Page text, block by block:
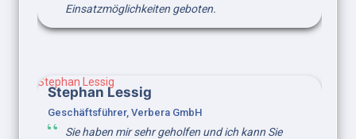
Einsatzmöglichkeiten geboten.
Stephan Lessig
Stephan Lessig
Geschäftsführer, Verbera GmbH
Sie haben mir sehr geholfen und ich kann Sie